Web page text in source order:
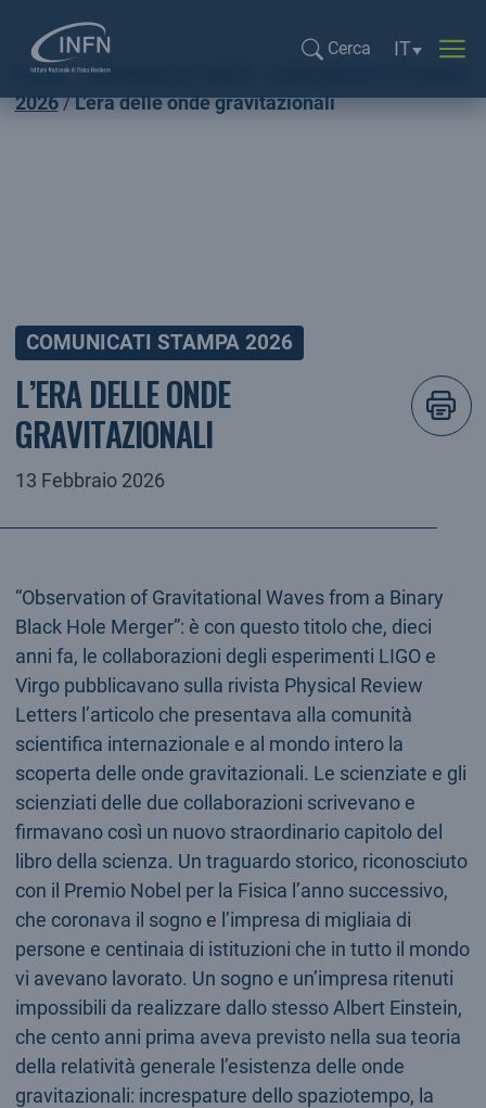
Cerca
Selezione
IT
Home
COMUNICATI INFN
2026
L’era delle onde gravitazionali
COMUNICATI STAMPA 2026
L’ERA DELLE ONDE
GRAVITAZIONALI
13 Febbraio 2026
“Observation of Gravitational Waves from a Binary
Black Hole Merger”: è con questo titolo che, dieci
anni fa, le collaborazioni degli esperimenti LIGO e
Virgo pubblicavano sulla rivista Physical Review
Letters l’articolo che presentava alla comunità
scientifica internazionale e al mondo intero la
scoperta delle onde gravitazionali. Le scienziate e gli
scienziati delle due collaborazioni scrivevano e
firmavano così un nuovo straordinario capitolo del
libro della scienza. Un traguardo storico, riconosciuto
con il Premio Nobel per la Fisica l’anno successivo,
che coronava il sogno e l’impresa di migliaia di
persone e centinaia di istituzioni che in tutto il mondo
vi avevano lavorato. Un sogno e un’impresa ritenuti
impossibili da realizzare dallo stesso Albert Einstein,
che cento anni prima aveva previsto nella sua teoria
della relatività generale l’esistenza delle onde
gravitazionali: increspature dello spaziotempo, la